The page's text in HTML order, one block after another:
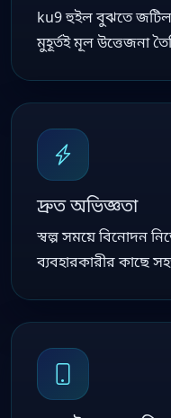
ku9 হুইল বুঝতে জটিল
মুহূর্তই মূল উত্তেজনা
দ্রুত অভিজ্ঞতা
স্বল্প সময়ে বিনোদন
ব্যবহারকারীর কাছে